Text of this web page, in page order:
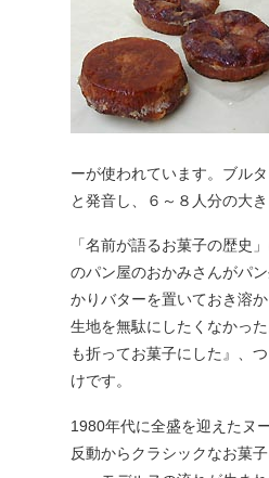
ーが使われています。ブル
と発音し、６～８人分の大
「名前が語るお菓子の歴史
のパン屋のおかみさんがパ
かりバターを置いておき溶
生地を無駄にしたくなかっ
も折ってお菓子にした』、
けです。
1980年代に全盛を迎えたヌ
反動からクラシックなお菓